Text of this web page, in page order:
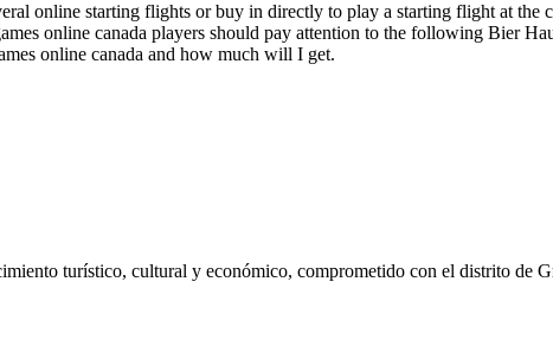
online starting flights or buy in directly to play a starting flight at
online canada players should pay attention to the following Bier
online canada and how much will I get.
turístico, cultural y económico, comprometido con el distrito de